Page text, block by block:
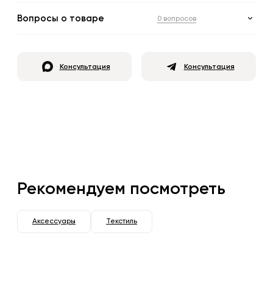
Вопросы о товаре 0 вопросов
Консультация Консультация
Рекомендуем посмотреть
Аксессуары Текстиль